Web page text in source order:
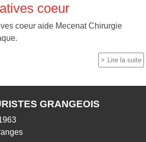
coeur
coeur aide Mecenat Chirurgie
Lire la suite
GRANGEOIS